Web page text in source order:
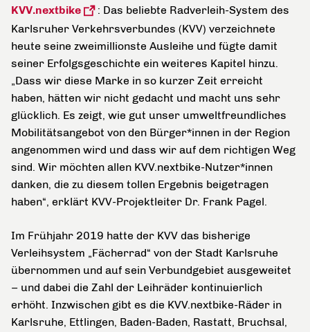
KVV.nextbike
: Das beliebte Radverleih-System des
Karlsruher Verkehrsverbundes (KVV) verzeichnete
heute seine zweimillionste Ausleihe und fügte damit
seiner Erfolgsgeschichte ein weiteres Kapitel hinzu.
„Dass wir diese Marke in so kurzer Zeit erreicht
haben, hätten wir nicht gedacht und macht uns sehr
glücklich. Es zeigt, wie gut unser umweltfreundliches
Mobilitätsangebot von den Bürger*innen in der Region
angenommen wird und dass wir auf dem richtigen Weg
sind. Wir möchten allen KVV.nextbike-Nutzer*innen
danken, die zu diesem tollen Ergebnis beigetragen
haben“, erklärt KVV-Projektleiter Dr. Frank Pagel.
Im Frühjahr 2019 hatte der KVV das bisherige
Verleihsystem „Fächerrad“ von der Stadt Karlsruhe
übernommen und auf sein Verbundgebiet ausgeweitet
– und dabei die Zahl der Leihräder kontinuierlich
erhöht. Inzwischen gibt es die KVV.nextbike-Räder in
Karlsruhe, Ettlingen, Baden-Baden, Rastatt, Bruchsal,